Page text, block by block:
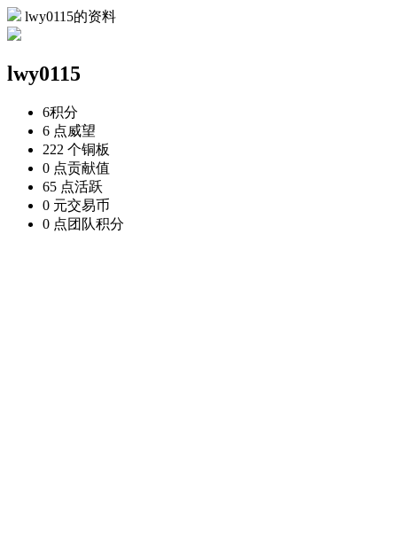
lwy0115的资料
lwy0115
6积分
6 点威望
222 个铜板
0 点贡献值
65 点活跃
0 元交易币
0 点团队积分